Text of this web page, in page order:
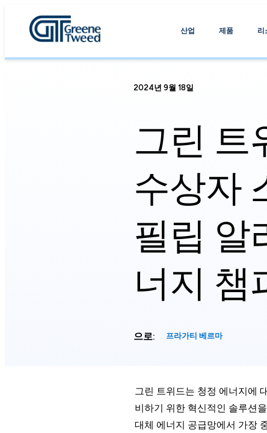
산업 제품 리
2024년 9월 18일
그린 트
수상자
필립 알
너지 챔
으로: 프라가티 베르마
그린 트위드는 청정 에너지에
비하기 위한 혁신적인 솔루션
대체 에너지 공급망에서 가장